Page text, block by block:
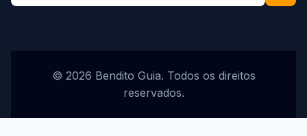
© 2026 Bendito Guia. Todos os direitos
reservados.